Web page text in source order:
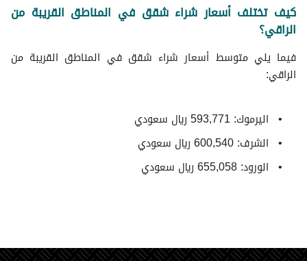
كيف تختلف أسعار شراء شقق في المناطق القريبة من
الراقي؟
فيما يلي متوسط ​​أسعار شراء شقق في المناطق القريبة من
الراقي:
اليرموك: 593,771 ريال سعودي
الشرف: 600,540 ريال سعودي
الورود: 655,058 ريال سعودي